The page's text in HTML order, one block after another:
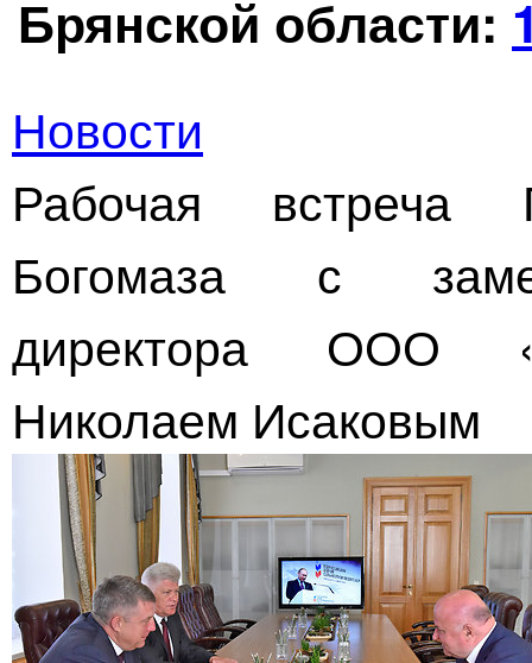
Брянской области:
Новости
Рабочая встреча
Богомаза с
директора ООО
Николаем Исаковым